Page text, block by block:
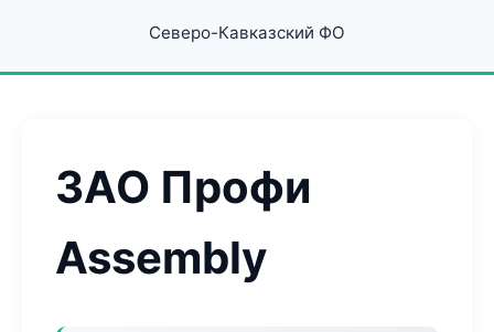
Северо-Кавказский ФО
ЗАО Профи
Assembly